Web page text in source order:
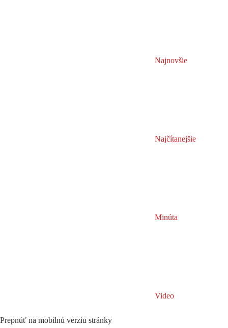
Najnovšie
Najčítanejšie
Minúta
Video
Prepnúť na mobilnú verziu stránky